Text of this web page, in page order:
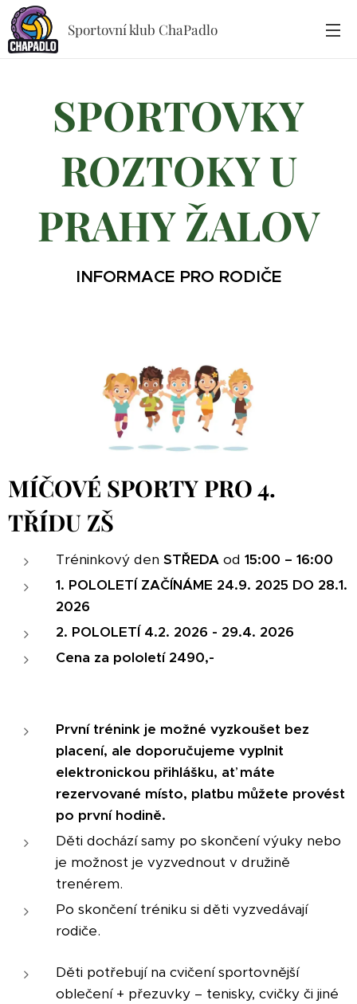
Sportovní klub ChaPadlo
SPORTOVKY
ROZTOKY U
PRAHY ŽALOV
INFORMACE PRO RODIČE
MÍČOVÉ SPORTY PRO 4.
TŘÍDU ZŠ
Tréninkový den STŘEDA od 15:00 – 16:00
1. POLOLETÍ ZAČÍNÁME 24.9. 2025 DO 28.1.
2026
2. POLOLETÍ 4.2. 2026 - 29.4. 2026
Cena za pololetí 2490,-
První trénink je možné vyzkoušet bez
placení, ale doporučujeme vyplnit
elektronickou přihlášku, ať máte
rezervované místo, platbu můžete provést
po první hodině.
Děti dochází samy po skončení výuky nebo
je možnost je vyzvednout v družině
trenérem.
Po skončení tréniku si děti vyzvedávají
rodiče.
Děti potřebují na cvičení sportovnější
oblečení + přezuvky – tenisky, cvičky či jiné